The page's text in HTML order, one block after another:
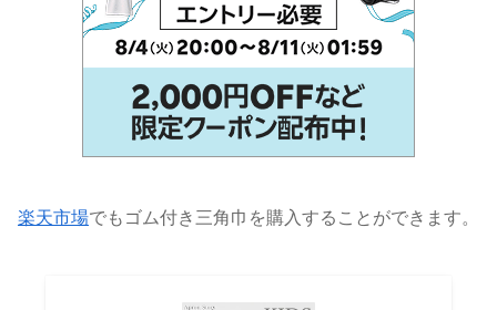
楽天市場でもゴム付き三角巾を購入することができます。